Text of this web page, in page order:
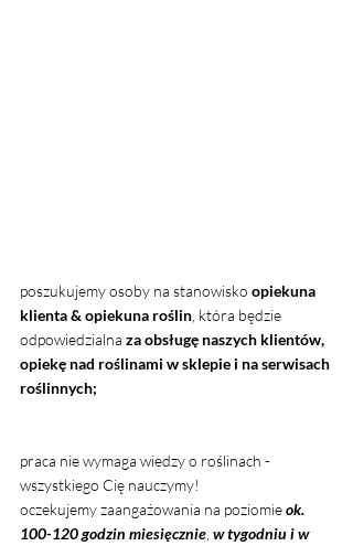
poszukujemy osoby na stanowisko opiekuna
klienta & opiekuna roślin , która będzie
odpowiedzialna za obsługę naszych klientów,
opiekę nad roślinami w sklepie i na serwisach
roślinnych;
praca nie wymaga wiedzy o roślinach -
wszystkiego Cię nauczymy!
oczekujemy zaangażowania na poziomie ok.
100-120 godzin miesięcznie w tygodniui w